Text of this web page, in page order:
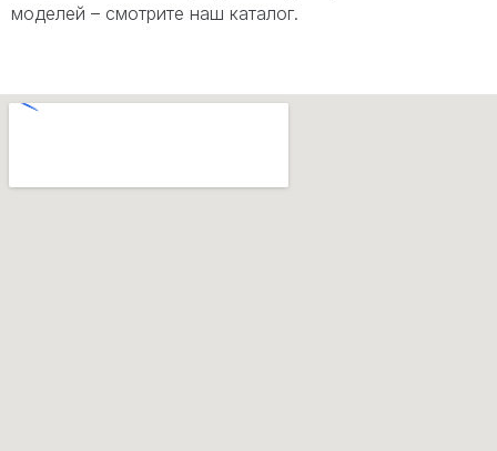
моделей – смотрите наш каталог.